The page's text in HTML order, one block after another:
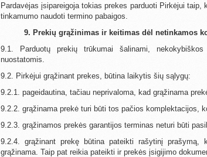
Pardavėjas įsipareigoja tokias prekes parduoti Pirkėjui
tinkamumo naudoti termino pabaigos.
9. Prekių grąžinimas ir keitimas dėl netinkamos
9.1. Parduotų prekių trūkumai šalinami,
nuostatomis.
9.2. Pirkėjui grąžinant prekes, būtina laikytis šių sąlygų:
9.2.1. pageidautina, tačiau neprivaloma, kad grąžinama
9.2.2. grąžinama prekė turi būti tos pačios komplektacijos,
9.2.3. grąžinamos prekės garantijos terminas neturi būti
9.2.4. grąžinant prekę būtina pateikti rašytinį prašymą,
grąžinama. Taip pat reikia pateikti ir prekės įsigijimo